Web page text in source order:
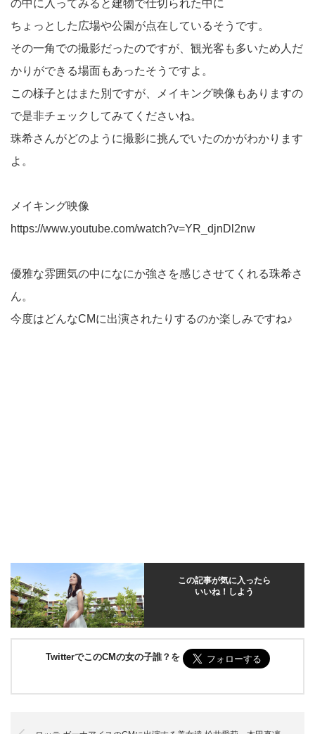
の中に入ってみると建物で仕切られた中に
ちょっとした広場や公園が点在しているそうです。
その一角での撮影だったのですが、観光客も多いため人だ
かりができる場面もあったそうですよ。
この様子とはまた別ですが、メイキング映像もありますの
で是非チェックしてみてくださいね。
珠希さんがどのように撮影に挑んでいたのかがわかります
よ。
メイキング映像
https://www.youtube.com/watch?v=YR_djnDl2nw
優雅な雰囲気の中になにか強さを感じさせてくれる珠希さ
ん。
今度はどんなCMに出演されたりするのか楽しみですね♪
この記事が気に入ったら
いいね！しよう
TwitterでこのCMの女の子誰？を